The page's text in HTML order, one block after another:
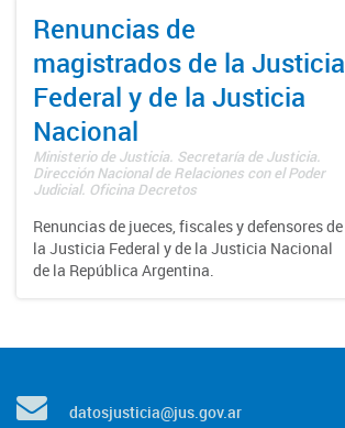
Renuncias de
magistrados de la Justicia
Federal y de la Justicia
Nacional
Ministerio de Justicia. Secretaría de Justicia.
Dirección Nacional de Relaciones con el Poder
Judicial. Oficina Decretos
Renuncias de jueces, fiscales y defensores de
la Justicia Federal y de la Justicia Nacional
de la República Argentina.
datosjusticia@jus.gov.ar